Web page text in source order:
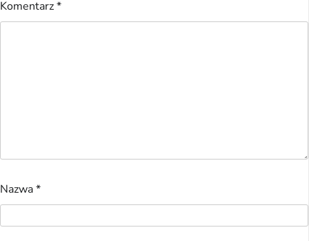
Komentarz*
Nazwa*